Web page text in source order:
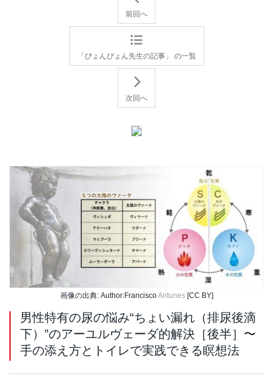
前回へ
「ぴょんぴょん先生の記事」 の一覧
次回へ
画像の出典: Author:FranciscoAntunes[CC BY]
男性特有の尿の悩み“ちょい漏れ（排尿後滴
下）”のアーユルヴェーダ的解決［後半］〜
手の添え方とトイレで実践できる瞑想法